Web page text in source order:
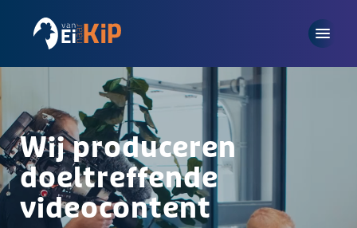
Wij produceren
doeltreffende
videocontent